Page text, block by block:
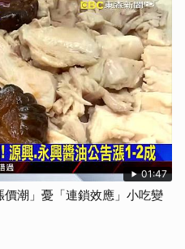
01:47
潮」憂「連鎖效應」小吃變